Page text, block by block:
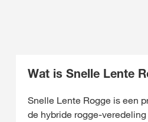
Wat is Snelle Lente
Snelle Lente Rogge is een
de hybride rogge-